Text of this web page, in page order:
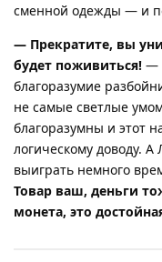
сменной одежды — и
— Прекратите, вы
будет поживиться! —
благоразумие
не самые светлые
благоразумны и этот
логическому доводу.
выиграть немного
Товар ваш, деньги
монета, это